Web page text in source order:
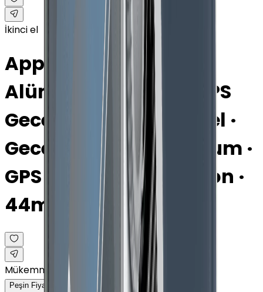
İkinci el
Apple Watch Series 6
Alüminyum 44mm GPS
Gece yarısı Mükemmel ·
Gece Yarısı · Alüminyum ·
GPS · Spor Siyah Kordon ·
44mm
Mükemmel
Peşin Fiyatına Taksit 1.333,17 TL